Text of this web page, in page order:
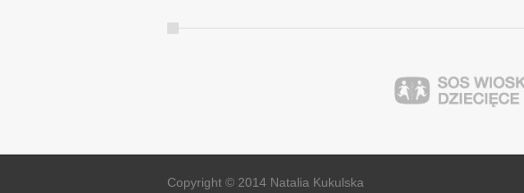
Copyright © 2014 Natalia Kukulska